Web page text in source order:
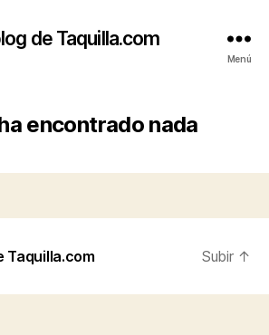
de Taquilla.com
Menú
encontrado nada
Taquilla.com Subir ↑